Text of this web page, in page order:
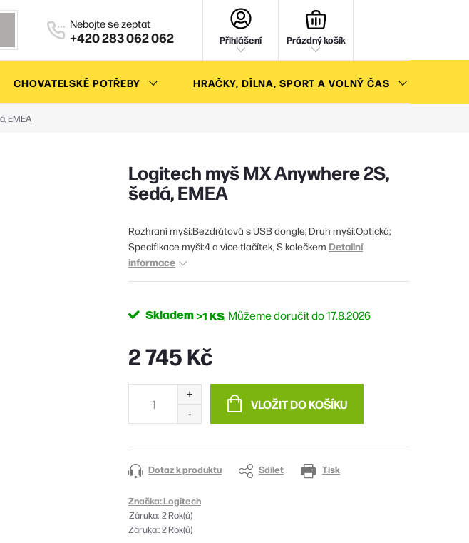
+420 283 062 062 Přihlášení Prázdný košík
CHOVATELSKÉ POTŘEBY HRAČKY, DÍLNA, SPORT A VOLNÝ ČAS
EMEA
Logitech myš MX Anywhere 2S,
šedá, EMEA
Rozhraní myši:Bezdrátová s USB dongle; Druh myši:Optická;
Specifikace myši:4 a více tlačítek, S kolečkem Detailní
informace
Skladem>1 KS 17.8.2026
2 745 Kč
VLOŽIT DO KOŠÍKU
Tisk
Dotaz k produktu Sdílet
Značka:Logitech
Záruka: 2 Rok(ů)
Záruka::2 Rok(ů)